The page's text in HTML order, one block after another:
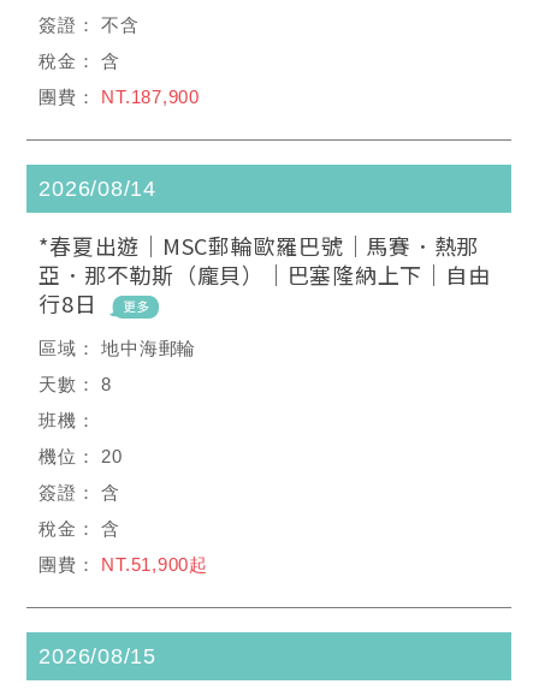
不含
含
NT.187,900
2026/08/14
*春夏出遊｜MSC郵輪歐羅巴號｜馬賽．熱那
亞．那不勒斯（龐貝）｜巴塞隆納上下｜自由
行8日
地中海郵輪
8
20
含
含
NT.51,900起
2026/08/15